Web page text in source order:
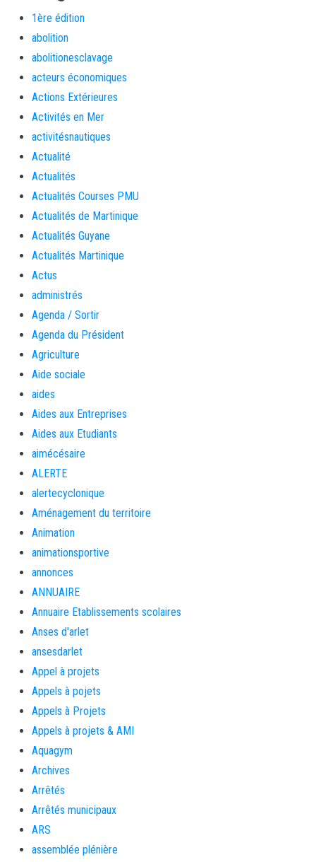
1ère édition
abolition
abolitionesclavage
acteurs économiques
Actions Extérieures
Activités en Mer
activitésnautiques
Actualité
Actualités
Actualités Courses PMU
Actualités de Martinique
Actualités Guyane
Actualités Martinique
Actus
administrés
Agenda / Sortir
Agenda du Président
Agriculture
Aide sociale
aides
Aides aux Entreprises
Aides aux Etudiants
aimécésaire
ALERTE
alertecyclonique
Aménagement du territoire
Animation
animationsportive
annonces
ANNUAIRE
Annuaire Etablissements scolaires
Anses d'arlet
ansesdarlet
Appel à projets
Appels à pojets
Appels à Projets
Appels à projets & AMI
Aquagym
Archives
Arrêtés
Arrêtés municipaux
ARS
assemblée plénière